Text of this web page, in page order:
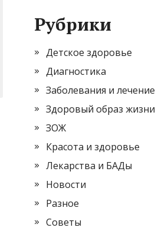
Рубрики
Детское здоровье
Диагностика
Заболевания и лечение
Здоровый образ жизни
ЗОЖ
Красота и здоровье
Лекарства и БАДы
Новости
Разное
Советы